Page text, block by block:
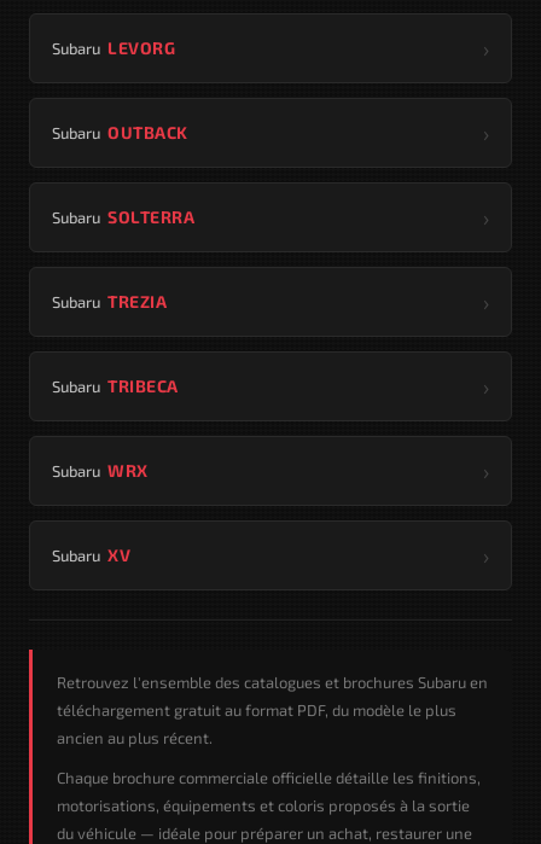
Subaru LEVORG ›
Subaru OUTBACK ›
Subaru SOLTERRA ›
Subaru TREZIA ›
Subaru TRIBECA ›
Subaru WRX ›
Subaru XV ›
Retrouvez l'ensemble des catalogues et brochures Subaru en
téléchargement gratuit au format PDF, du modèle le plus
ancien au plus récent.
Chaque brochure commerciale officielle détaille les finitions,
motorisations, équipements et coloris proposés à la sortie
du véhicule — idéale pour préparer un achat, restaurer une